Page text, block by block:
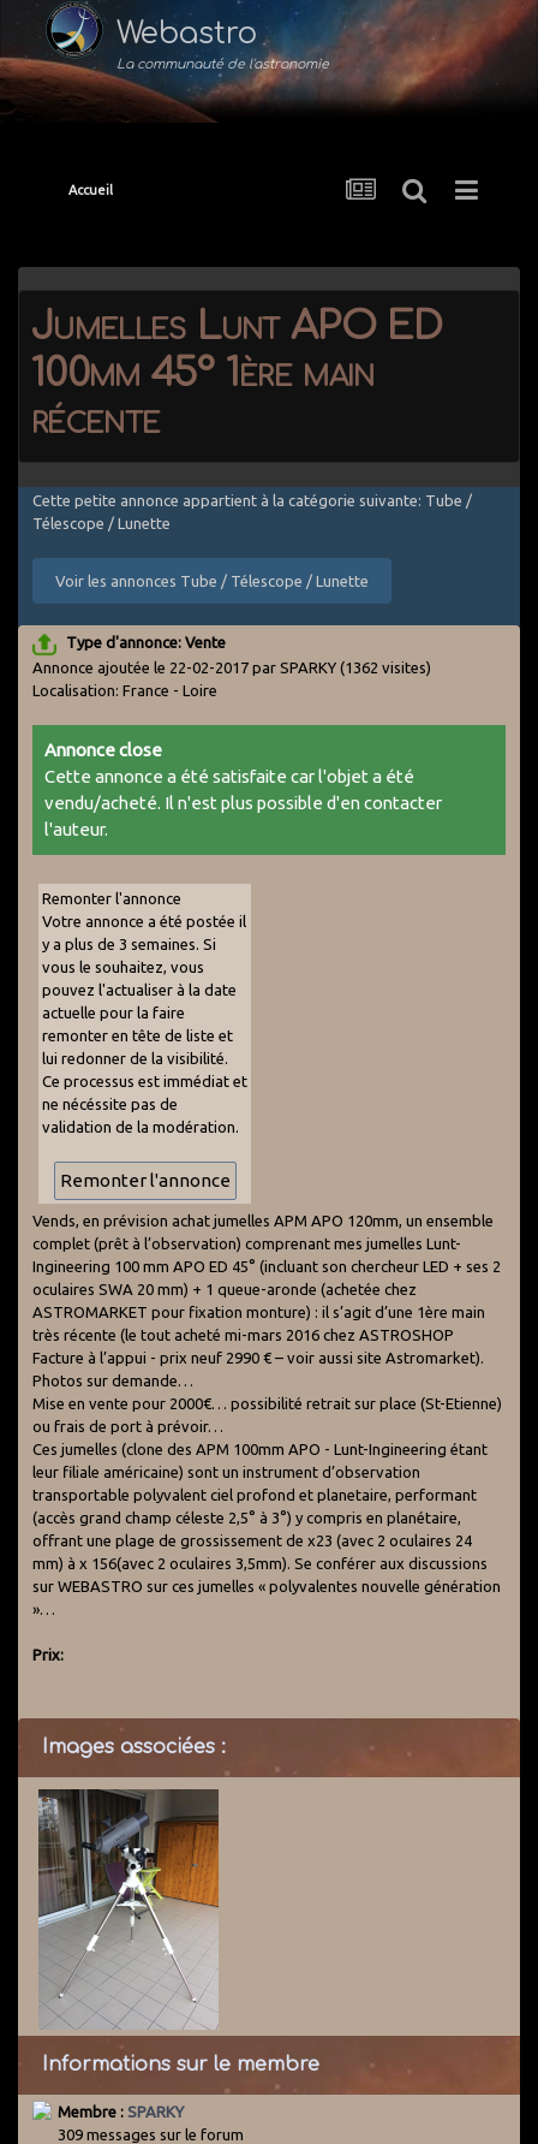
Webastro
La communauté de l'astronomie
Accueil
Jumelles Lunt APO ED
100mm 45° 1ère main
récente
Cette petite annonce appartient à la catégorie suivante: Tube /
Télescope / Lunette
Voir les annonces Tube / Télescope / Lunette
Type d'annonce: Vente
Annonce ajoutée le 22-02-2017 par SPARKY (1362 visites)
Localisation: France - Loire
Annonce close
Cette annonce a été satisfaite car l'objet a été
vendu/acheté. Il n'est plus possible d'en contacter
l'auteur.
Remonter l'annonce
Votre annonce a été postée il
y a plus de 3 semaines. Si
vous le souhaitez, vous
pouvez l'actualiser à la date
actuelle pour la faire
remonter en tête de liste et
lui redonner de la visibilité.
Ce processus est immédiat et
ne nécéssite pas de
validation de la modération.
Vends, en prévision achat jumelles APM APO 120mm, un ensemble
complet (prêt à l’observation) comprenant mes jumelles Lunt-
Ingineering 100 mm APO ED 45° (incluant son chercheur LED + ses 2
oculaires SWA 20 mm) + 1 queue-aronde (achetée chez
ASTROMARKET pour fixation monture) : il s’agit d’une 1ère main
très récente (le tout acheté mi-mars 2016 chez ASTROSHOP
Facture à l’appui - prix neuf 2990 € – voir aussi site Astromarket).
Photos sur demande…
Mise en vente pour 2000€… possibilité retrait sur place (St-Etienne)
ou frais de port à prévoir…
Ces jumelles (clone des APM 100mm APO - Lunt-Ingineering étant
leur filiale américaine) sont un instrument d’observation
transportable polyvalent ciel profond et planetaire, performant
(accès grand champ céleste 2,5° à 3°) y compris en planétaire,
offrant une plage de grossissement de x23 (avec 2 oculaires 24
mm) à x 156(avec 2 oculaires 3,5mm). Se conférer aux discussions
sur WEBASTRO sur ces jumelles « polyvalentes nouvelle génération
»…
Prix:
Images associées :
Informations sur le membre
Membre : SPARKY
309 messages sur le forum